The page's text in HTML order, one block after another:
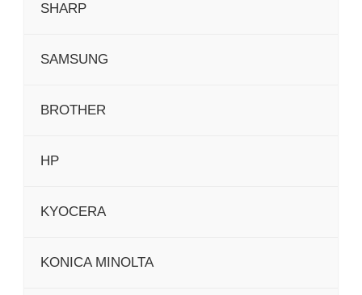
SHARP
SAMSUNG
BROTHER
HP
KYOCERA
KONICA MINOLTA